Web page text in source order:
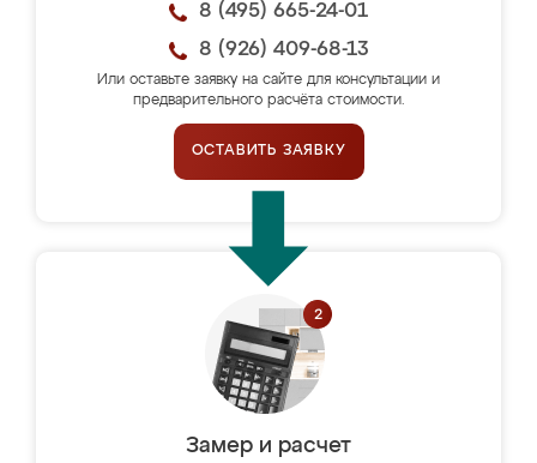
8 (495) 665-24-01
8 (926) 409-68-13
Или оставьте заявку на сайте для консультации и
предварительного расчёта стоимости.
ОСТАВИТЬ ЗАЯВКУ
Замер и расчет